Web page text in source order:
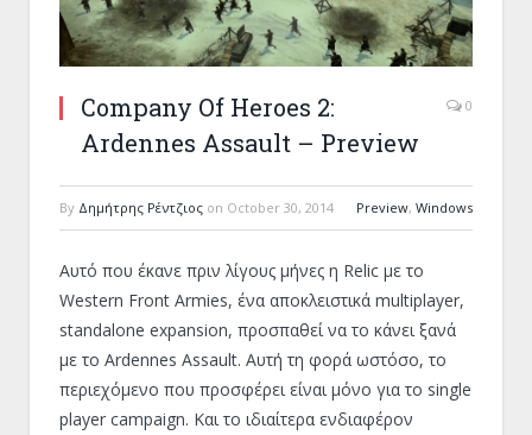
Company Of Heroes 2:
Ardennes Assault – Preview
0
By Δημήτρης Ρέντζιος on October 30, 2014 Preview, Windows
Αυτό που έκανε πριν λίγους μήνες η Relic με το
Western Front Armies, ένα αποκλειστικά multiplayer,
standalone expansion, προσπαθεί να το κάνει ξανά
με το Ardennes Assault. Αυτή τη φορά ωστόσο, το
περιεχόμενο που προσφέρει είναι μόνο για το single
player campaign. Και το ιδιαίτερα ενδιαφέρον